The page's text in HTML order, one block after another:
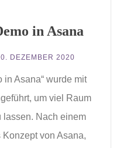
in Asana
DEZEMBER 2020
in Asana“ wurde mit
um viel Raum
lassen. Nach einem
von Asana,